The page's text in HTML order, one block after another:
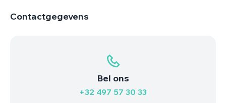
Contactgegevens
Bel ons
+32 497 57 30 33